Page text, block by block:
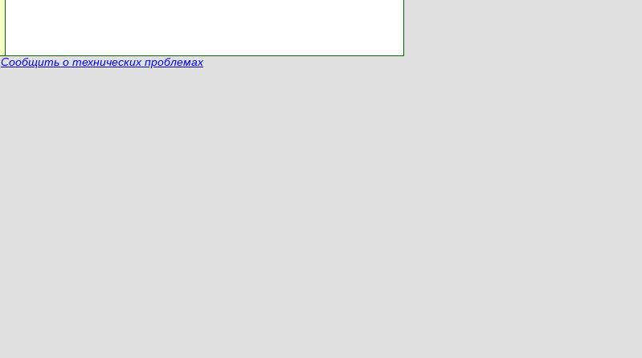
Сообщить о технических проблемах